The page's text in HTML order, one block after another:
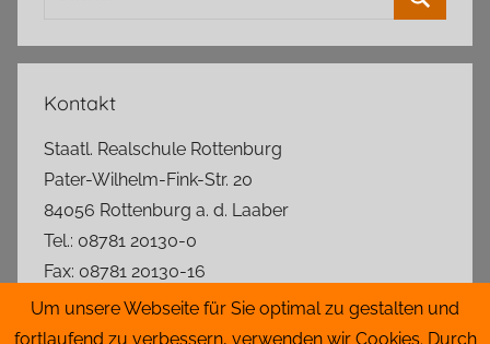
Kontakt
Staatl. Realschule Rottenburg
Pater-Wilhelm-Fink-Str. 20
84056 Rottenburg a. d. Laaber
Tel.: 08781 20130-0
Fax: 08781 20130-16
rs.rottenburg@t-online.de
Um unsere Webseite für Sie optimal zu gestalten und
fortlaufend zu verbessern, verwenden wir Cookies. Durch